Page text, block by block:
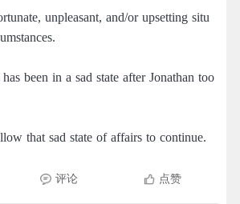
unpleasant, and/or upsetting situ
been in a sad state after Jonathan too
that sad state of affairs to continue.
评论 点赞